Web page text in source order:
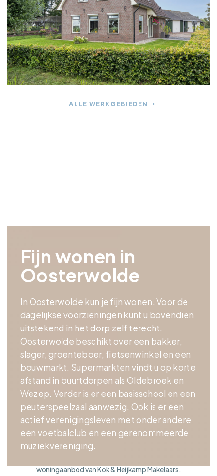
en het Veluwemeer liggen op korte
afstand. Het wonen in Oosterwolde is
aantrekkelijk voor iedereen die houdt van
wandelen, fietsen en de rust van het
buitengebied.
ALLE WERKGEBIEDEN
Fijn wonen in
Oosterwolde
In Oosterwolde kun je fijn wonen. Voor de
dagelijkse voorzieningen kunt u bovendien
uitstekend in het dorp zelf terecht.
Oosterwolde beschikt over een bakker,
slager, groenteboer, fietsenwinkel en een
bouwmarkt. Supermarkten vindt u op korte
afstand in buurtdorpen als Oldebroek en
Wezep. Verder is er een basisschool en een
peuterspeelzaal aanwezig. Ook is er een
actief verenigingsleven met onder andere
een voetbalclub en een gerenommeerde
muziekvereniging.
Het huidige woningaanbod in
Oosterwolde
Bent u benieuwd welke huizen of appartementen in
woningaanbod van Kok & Heijkamp Makelaars.